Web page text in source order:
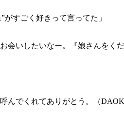
すごく好きって言ってた」
会いしたいなー。『娘さんをく
んでくれてありがとう。（